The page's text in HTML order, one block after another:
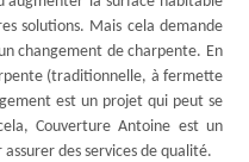
solutions. Mais cela demande
changement de charpente. En
(traditionnelle, à fermette
est un projet qui peut se
Couverture Antoine est un
des services de qualité.